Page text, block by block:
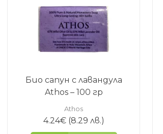
Био сапун с лавандула
Athos – 100 гр
Athos
4.24€(8.29 лв.)